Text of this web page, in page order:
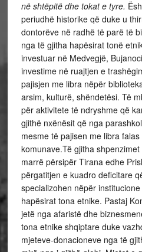
në shtëpitë dhe tokat e tyre.
periudhë historike që duke u
dontorëve në radhë të parë të
nga të gjitha hapësirat tonë
investuar në Medvegjë,
investime në ruajtjen e
pajisjen me libra nëpër
arsim, kulturë, shëndetësi. Të
për aktivitete të ndryshme që
gjithë nxënësit që nga
mesme të pajisen me libra
komunave.Të gjitha
marrë përsipër Tirana edhe
përgatitjen e kuadro deficitare
specializohen nëpër
hapësirat tona etnike. Pastaj
jetë nga afaristë dhe
tona etnike shqiptare duke
mjeteve-donacioneve nga të